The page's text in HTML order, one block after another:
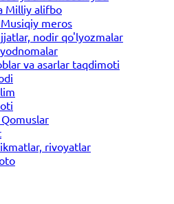
Milliy alifbo
meros
nodir qo'lyozmalar
va asarlar taqdimoti
rivoyatlar